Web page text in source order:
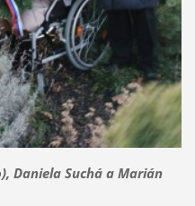
Daniela Suchá a Marián